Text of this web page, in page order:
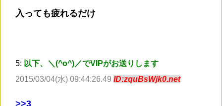
入っても疲れるだけ
5: 以下、＼(^o^)／でVIPがお送りします
2015/03/04(水) 09:44:26.49 ID:zquBsWjk0.net
>>3